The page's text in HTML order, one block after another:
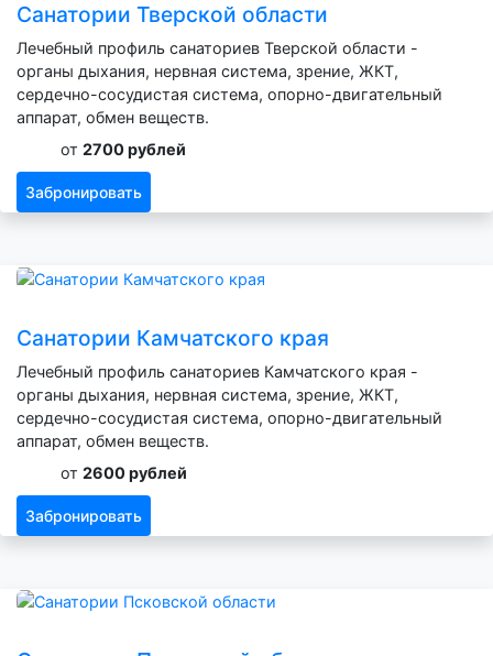
Санатории Тверской области
Лечебный профиль санаториев Тверской области -
органы дыхания, нервная система, зрение, ЖКТ,
сердечно-сосудистая система, опорно-двигательный
аппарат, обмен веществ.
от 2700 рублей
Забронировать
Санатории Камчатского края
Лечебный профиль санаториев Камчатского края -
органы дыхания, нервная система, зрение, ЖКТ,
сердечно-сосудистая система, опорно-двигательный
аппарат, обмен веществ.
от 2600 рублей
Забронировать